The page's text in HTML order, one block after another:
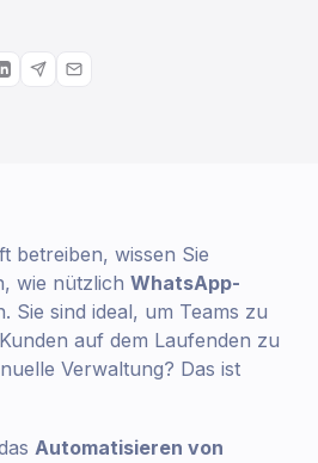
betreiben, wissen Sie
wie nützlich WhatsApp-
Sie sind ideal, um Teams zu
auf dem Laufenden zu
Verwaltung? Das ist
Automatisieren von